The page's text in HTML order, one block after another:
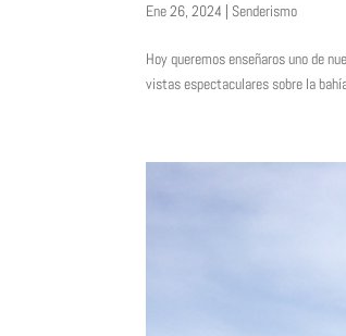
Ene 26, 2024 Senderismo
Hoy queremos enseñaros uno de
vistas espectaculares sobre la